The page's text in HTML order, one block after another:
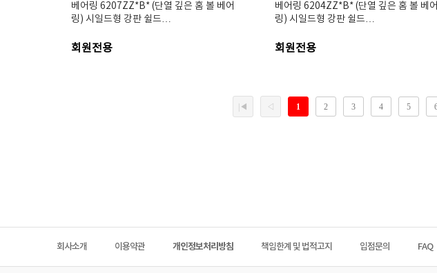
베어링 6207ZZ*B* (단열 깊은 홈 볼 베어
링) 시일드형 강판 쉴드…
회원전용
베어링 6204ZZ*B* (단열 깊은 홈 볼 베어
링) 시일드형 강판 쉴드…
회원전용
회사소개 이용약관 개인정보처리방침 책임한계 및 법적고지 입점문의 FAQ